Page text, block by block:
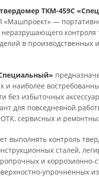
ТКМ-459С
«Машпроект» —
контроля
в производственных
и наиболее
без избыточных
для повседневной
сервисных и
выполнять контроль
сталей,
и коррозионно-
упрочнённых